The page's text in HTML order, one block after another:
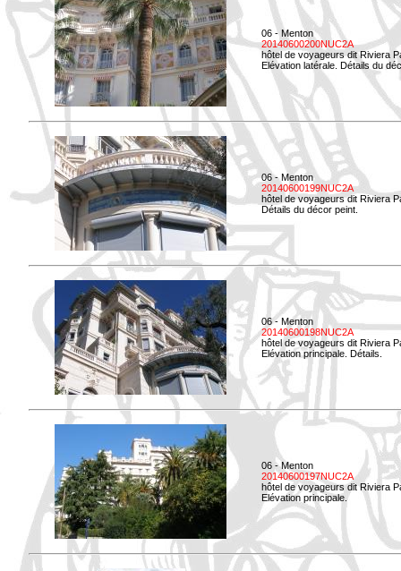
06 - Menton
20140600200NUC2A
hôtel de voyageurs dit Riviera
Elévation latérale. Détails du
06 - Menton
20140600199NUC2A
hôtel de voyageurs dit Riviera
Détails du décor peint.
06 - Menton
20140600198NUC2A
hôtel de voyageurs dit Riviera
Elévation principale. Détails.
06 - Menton
20140600197NUC2A
hôtel de voyageurs dit Riviera
Elévation principale.